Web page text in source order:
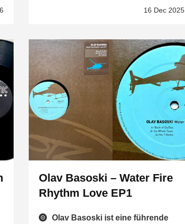
16 Dec 2025
Olav Basoski – Water Fire
Rhythm Love EP1
Olav Basoski ist eine führende